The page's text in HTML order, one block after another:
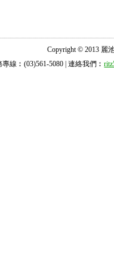
Copyright © 2013 麗
專線︰(03)561-5080 | 連絡我們︰